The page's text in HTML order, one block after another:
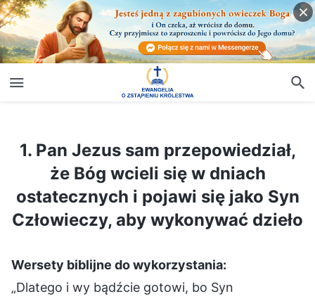
1. Pan Jezus sam przepowiedział,
że Bóg wcieli się w dniach
ostatecznych i pojawi się jako Syn
Człowieczy, aby wykonywać dzieło
Wersety biblijne do wykorzystania:
„Dlatego i wy bądźcie gotowi, bo Syn